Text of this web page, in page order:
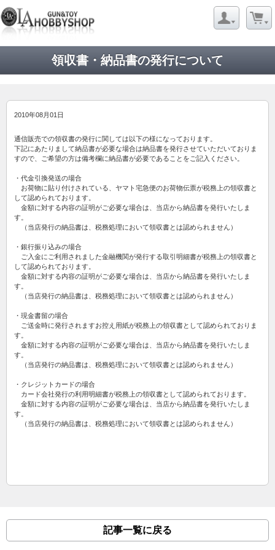
領収書・納品書の発行について
2010年08月01日
通信販売での領収書の発行に関しては以下の様になっております。
下記にあたりまして納品書が必要な場合は納品書を発行させていただいておりま
すので、ご希望の方は備考欄に納品書が必要であることをご記入ください。
・代金引換発送の場合
お荷物に貼り付けされている、ヤマト宅急便のお荷物伝票が税務上の領収書と
して認められております。
金額に対する内容の証明がご必要な場合は、当店から納品書を発行いたしま
す。
（当店発行の納品書は、税務処理において領収書とは認められません）
・銀行振り込みの場合
ご入金にご利用されました金融機関が発行する取引明細書が税務上の領収書と
して認められております。
金額に対する内容の証明がご必要な場合は、当店から納品書を発行いたしま
す。
（当店発行の納品書は、税務処理において領収書とは認められません）
・現金書留の場合
ご送金時に発行されますお控え用紙が税務上の領収書として認められておりま
す。
金額に対する内容の証明がご必要な場合は、当店から納品書を発行いたしま
す。
（当店発行の納品書は、税務処理において領収書とは認められません）
・クレジットカードの場合
カード会社発行の利用明細書が税務上の領収書として認められております。
金額に対する内容の証明がご必要な場合は、当店から納品書を発行いたしま
す。
（当店発行の納品書は、税務処理において領収書とは認められません）
記事一覧に戻る